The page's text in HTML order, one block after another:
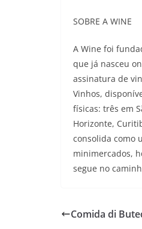
SOBRE A WINE
A Wine foi
que já nasceu
assinatura de
Vinhos,
físicas: três em
Horizonte,
consolida como
minimercados,
segue no
Comida di